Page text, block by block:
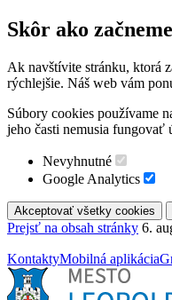
Skôr ako
Ak navštívite stránku, ktorá
rýchlejšie. Náš web vám
Súbory cookies používame
jeho časti nemusia fungovať
Nevyhnutné
Google Analytics
Prejsť na obsah stránky 6.
KontaktyMobilná aplikácia